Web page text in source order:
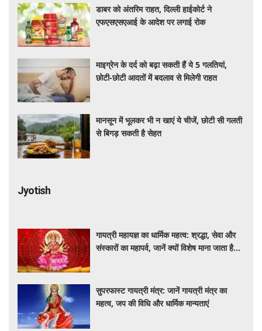
डाबर को अंतरिम राहत, दिल्ली हाईकोर्ट ने
एफएसएसएआई के आदेश पर लगाई रोक
माइग्रेन के दर्द को बढ़ा सकती हैं ये 5 गलतियां,
छोटी-छोटी आदतों में बदलाव से मिलेगी राहत
मानसून में भूलकर भी न खाएं ये चीजें, छोटी सी गलती
से बिगड़ सकती है सेहत
Jyotish
गायत्री महायज्ञ का धार्मिक महत्व: श्रद्धा, सेवा और
संस्कारों का महापर्व, जानें क्यों विशेष माना जाता है
सुपरफास्ट गायत्री मंत्र: जानें गायत्री मंत्र का
महत्व, जप की विधि और धार्मिक मान्यताएं